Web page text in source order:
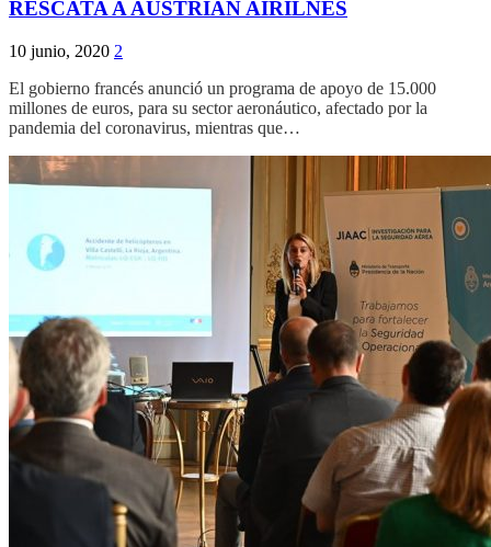
RESCATA A AUSTRIAN AIRILNES
10 junio, 2020 2
El gobierno francés anunció un programa de apoyo de 15.000
millones de euros, para su sector aeronáutico, afectado por la
pandemia del coronavirus, mientras que…